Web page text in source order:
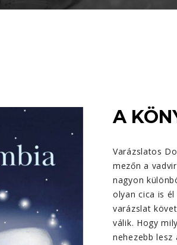
A
Varázslatos
mezőn a
nagyon
olyan cica is
varázslat
válik. Hogy
nehezebb lesz